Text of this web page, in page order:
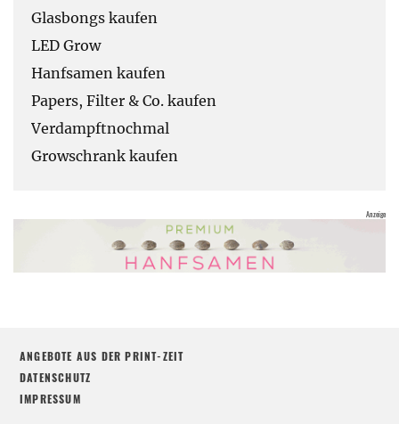
Glasbongs kaufen
LED Grow
Hanfsamen kaufen
Papers, Filter & Co. kaufen
Verdampftnochmal
Growschrank kaufen
ANGEBOTE AUS DER PRINT-ZEIT
DATENSCHUTZ
IMPRESSUM